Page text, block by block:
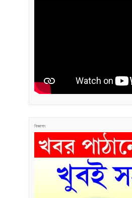
বিজ্ঞাপন